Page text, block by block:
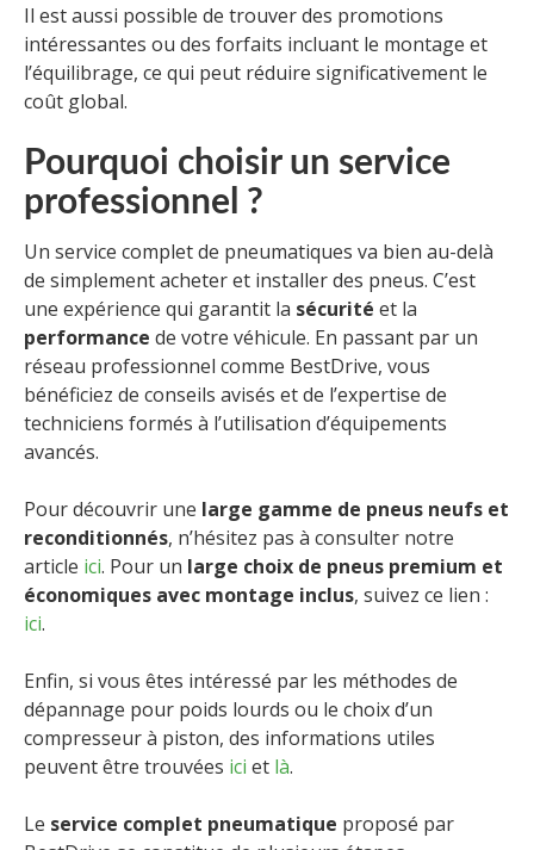
Il est aussi possible de trouver des promotions
intéressantes ou des forfaits incluant le montage et
l’équilibrage, ce qui peut réduire significativement le
coût global.
Pourquoi choisir un service
professionnel ?
Un service complet de pneumatiques va bien au-delà
de simplement acheter et installer des pneus. C’est
une expérience qui garantit la sécurité et la
performance de votre véhicule. En passant par un
réseau professionnel comme BestDrive, vous
bénéficiez de conseils avisés et de l’expertise de
techniciens formés à l’utilisation d’équipements
avancés.
Pour découvrir une large gamme de pneus neufs et
reconditionnés, n’hésitez pas à consulter notre
article ici. Pour un large choix de pneus premium et
économiques avec montage inclus, suivez ce lien :
ici.
Enfin, si vous êtes intéressé par les méthodes de
dépannage pour poids lourds ou le choix d’un
compresseur à piston, des informations utiles
peuvent être trouvées ici et là.
Le service complet pneumatique proposé par